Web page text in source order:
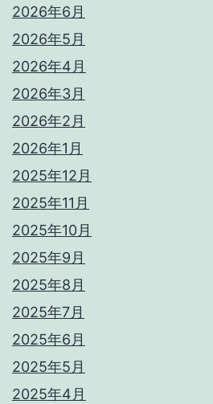
2026年6月
2026年5月
2026年4月
2026年3月
2026年2月
2026年1月
2025年12月
2025年11月
2025年10月
2025年9月
2025年8月
2025年7月
2025年6月
2025年5月
2025年4月